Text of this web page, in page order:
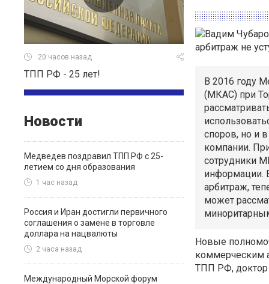
20 часов назад
ТПП РФ - 25 лет!
Новости
Медведев поздравил ТПП РФ с 25-
летием со дня образования
1 час назад
Россия и Иран достигли первичного
соглашения о замене в торговле
доллара на нацвалюты
2 часа назад
Международный Морской форум
В 2016 году
(МКАС) при
споров, но и
компании.
сотрудники
информации.
арбитраж,
может
Новые
коммерческим
ТПП РФ,